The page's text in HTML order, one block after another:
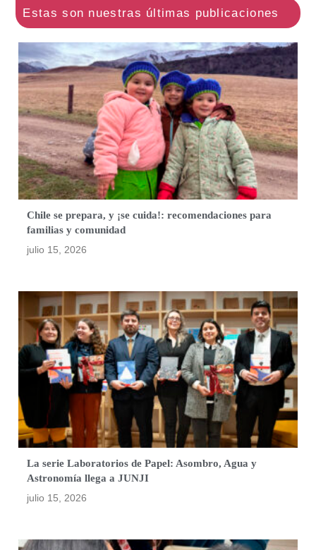
Chile se prepara, y ¡se cuida!: recomendaciones para
familias y comunidad
julio 15, 2026
La serie Laboratorios de Papel: Asombro, Agua y
Astronomía llega a JUNJI
julio 15, 2026